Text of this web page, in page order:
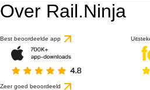
Over Rail.Ninja
Best beoordeelde app
Zeer goed beoordeeld